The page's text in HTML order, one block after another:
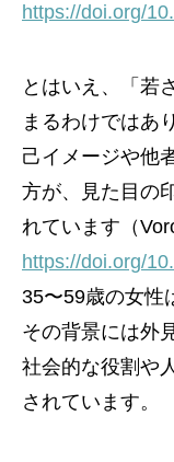
https://doi.org/
とはいえ、「若
まるわけではあ
己イメージや他
方が、見た目の
れています（
https://doi.org/
35〜59歳の女性
その背景には外
社会的な役割や
されています。